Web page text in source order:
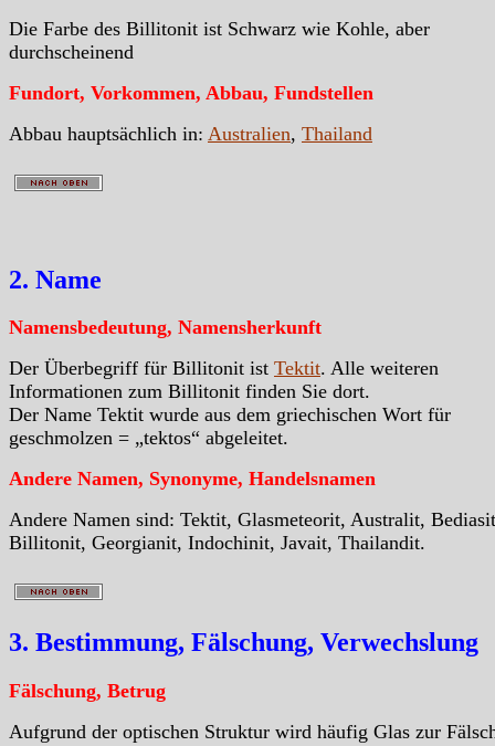
Die Farbe des Billitonit ist Schwarz wie Kohle, aber
durchscheinend
Fundort, Vorkommen, Abbau, Fundstellen
Abbau hauptsächlich in: Australien, Thailand
2. Name
Namensbedeutung, Namensherkunft
Der Überbegriff für Billitonit ist Tektit. Alle weiteren
Informationen zum Billitonit finden Sie dort.
Der Name Tektit wurde aus dem griechischen Wort für
geschmolzen = „tektos“ abgeleitet.
Andere Namen, Synonyme, Handelsnamen
Andere Namen sind: Tektit, Glasmeteorit, Australit,
Billitonit, Georgianit, Indochinit, Javait, Thailandit.
3. Bestimmung, Fälschung, Verwechslung
Fälschung, Betrug
Aufgrund der optischen Struktur wird häufig Glas zur